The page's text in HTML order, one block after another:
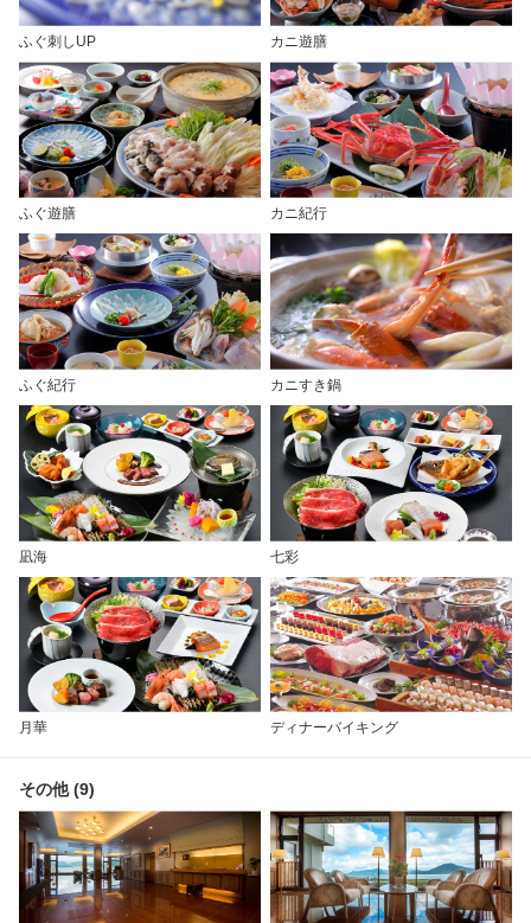
ふぐ刺しUP カニ遊膳
ふぐ遊膳 カニ紀行
ふぐ紀行 カニすき鍋
凪海 七彩
月華 ディナーバイキング
その他 (9)